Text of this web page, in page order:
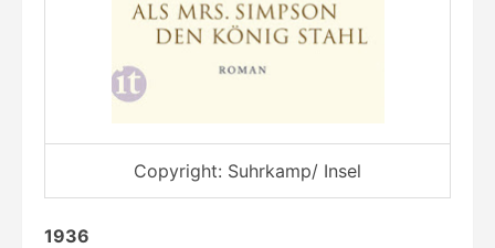
Copyright: Suhrkamp/ Insel
1936